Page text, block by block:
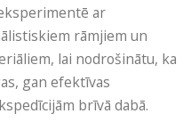
ar
rāmjiem un
lai nodrošinātu, ka
gan efektīvas
brīvā dabā.